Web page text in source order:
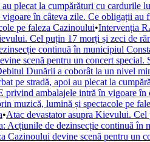
plecat la cumpărături cu cardurile
în câteva zile. Ce obligații au
pe faleza Cazinoului•Intervenția
Cel puțin 17 morți și zeci de
continuă în municipiul
scenă pentru un concert
Dunării a coborât la un nivel
pe stradă, apoi au plecat la
privind ambalajele intră în vigoare în
muzică, lumină și spectacole pe
•Atac devastator asupra Kievului.
Acțiunile de dezinsecție continuă în
Cazinoului devine scenă pentru un